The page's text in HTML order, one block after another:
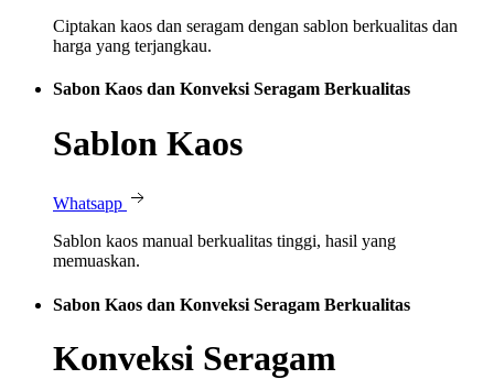
Ciptakan kaos dan seragam dengan sablon berkualitas dan
harga yang terjangkau.
Sabon Kaos dan Konveksi Seragam Berkualitas
Sablon Kaos
Whatsapp
Sablon kaos manual berkualitas tinggi, hasil yang
memuaskan.
Sabon Kaos dan Konveksi Seragam Berkualitas
Konveksi Seragam